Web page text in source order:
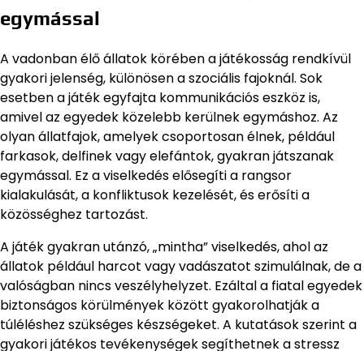
egymással
A vadonban élő állatok körében a játékosság rendkívül
gyakori jelenség, különösen a szociális fajoknál. Sok
esetben a játék egyfajta kommunikációs eszköz is,
amivel az egyedek közelebb kerülnek egymáshoz. Az
olyan állatfajok, amelyek csoportosan élnek, például
farkasok, delfinek vagy elefántok, gyakran játszanak
egymással. Ez a viselkedés elősegíti a rangsor
kialakulását, a konfliktusok kezelését, és erősíti a
közösséghez tartozást.
A játék gyakran utánzó, „mintha” viselkedés, ahol az
állatok például harcot vagy vadászatot szimulálnak, de a
valóságban nincs veszélyhelyzet. Ezáltal a fiatal egyedek
biztonságos körülmények között gyakorolhatják a
túléléshez szükséges készségeket. A kutatások szerint a
gyakori játékos tevékenységek segíthetnek a stressz